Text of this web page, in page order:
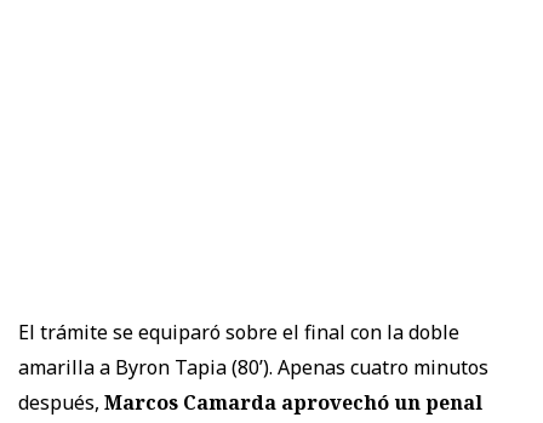
El trámite se equiparó sobre el final con la doble
amarilla a Byron Tapia (80’). Apenas cuatro minutos
después, Marcos Camarda aprovechó un penal